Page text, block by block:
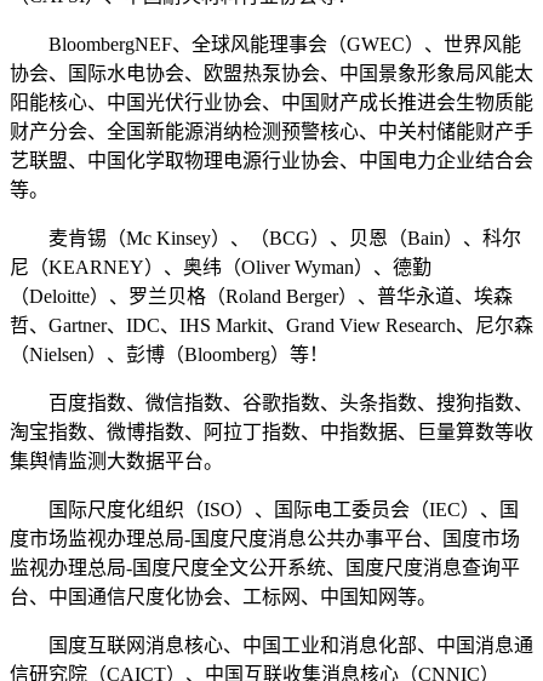
BloombergNEF、全球风能理事会（GWEC）、世界风能
协会、国际水电协会、欧盟热泵协会、中国景象形象局风能太
阳能核心、中国光伏行业协会、中国财产成长推进会生物质能
财产分会、全国新能源消纳检测预警核心、中关村储能财产手
艺联盟、中国化学取物理电源行业协会、中国电力企业结合会
等。
麦肯锡（Mc Kinsey）、（BCG）、贝恩（Bain）、科尔
尼（KEARNEY）、奥纬（Oliver Wyman）、德勤
（Deloitte）、罗兰贝格（Roland Berger）、普华永道、埃森
哲、Gartner、IDC、IHS Markit、Grand View Research、尼尔森
（Nielsen）、彭博（Bloomberg）等！
百度指数、微信指数、谷歌指数、头条指数、搜狗指数、
淘宝指数、微博指数、阿拉丁指数、中指数据、巨量算数等收
集舆情监测大数据平台。
国际尺度化组织（ISO）、国际电工委员会（IEC）、国
度市场监视办理总局-国度尺度消息公共办事平台、国度市场
监视办理总局-国度尺度全文公开系统、国度尺度消息查询平
台、中国通信尺度化协会、工标网、中国知网等。
国度互联网消息核心、中国工业和消息化部、中国消息通
信研究院（CAICT）、中国互联收集消息核心（CNNIC）